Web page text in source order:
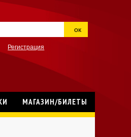
ок
Регистрация
МАГАЗИН/БИЛЕТЫ